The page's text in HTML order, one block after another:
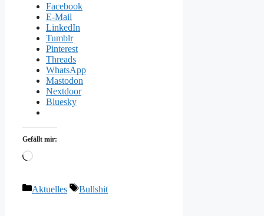
Facebook
E-Mail
LinkedIn
Tumblr
Pinterest
Threads
WhatsApp
Mastodon
Nextdoor
Bluesky
Gefällt mir:
Wird
Kategorien
Aktuelles Schlagwörter
Bullshit